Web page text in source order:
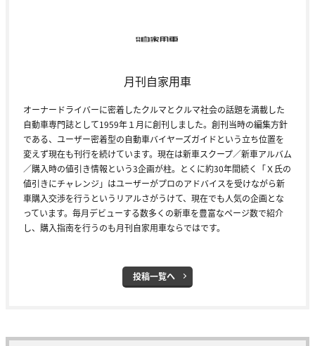
月刊自家用車
オーナードライバーに密着したクルマとクルマ社会の話題を満載した
自動車専門誌として1959年１月に創刊しました。創刊当時の編集方針
である、ユーザー密着型の自動車バイヤーズガイドという立ち位置を
変えず現在も刊行を続けています。現在は新車スクープ／新車アルバム
／購入時の値引き情報という3企画が柱。とくに約30年間続く「Ｘ氏の
値引きにチャレンジ」はユーザーがプロのアドバイスを受けながら新
車購入交渉を行うというリアルさがうけて、現在でも人気の企画とな
っています。毎月デビューする数多くの新車を豊富なページ数で紹介
し、購入指南を行うのも月刊自家用車ならではです。
投稿一覧へ